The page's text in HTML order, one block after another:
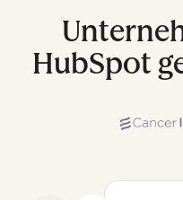
HubSpot